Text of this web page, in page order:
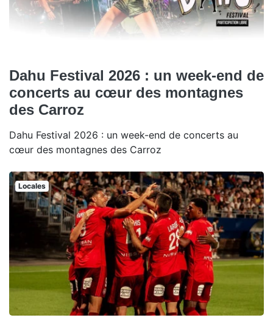
Dahu Festival 2026 : un week-end de
concerts au cœur des montagnes
des Carroz
Dahu Festival 2026 : un week-end de concerts au
cœur des montagnes des Carroz
Locales